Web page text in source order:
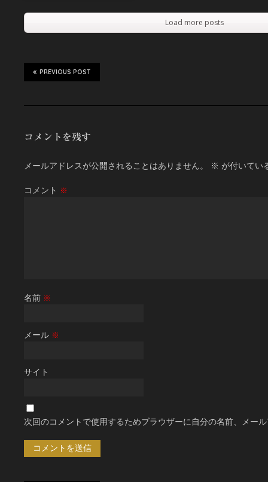
Load more posts
PREVIOUS POST
コメントを残す
メールアドレスが公開されることはありません。 ※ が付いてい
コメント ※
名前 ※
メール ※
サイト
次回のコメントで使用するためブラウザーに自分の名前、メー